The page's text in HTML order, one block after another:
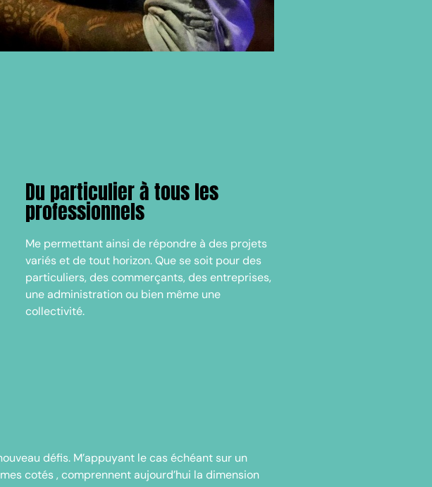
Du particulier à tous les
professionnels
Me permettant ainsi de répondre à des projets
variés et de tout horizon. Que se soit pour des
particuliers, des commerçants, des entreprises,
une administration ou bien même une
collectivité.
défis. M’appuyant le cas échéant sur un
cotés , comprennent aujourd’hui la dimension